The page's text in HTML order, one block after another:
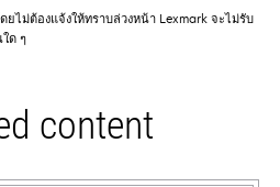
ไม่ต้องแจ้งให้ทราบล่วงหน้า Lexmark จะไม่รับ
ด ๆ
content